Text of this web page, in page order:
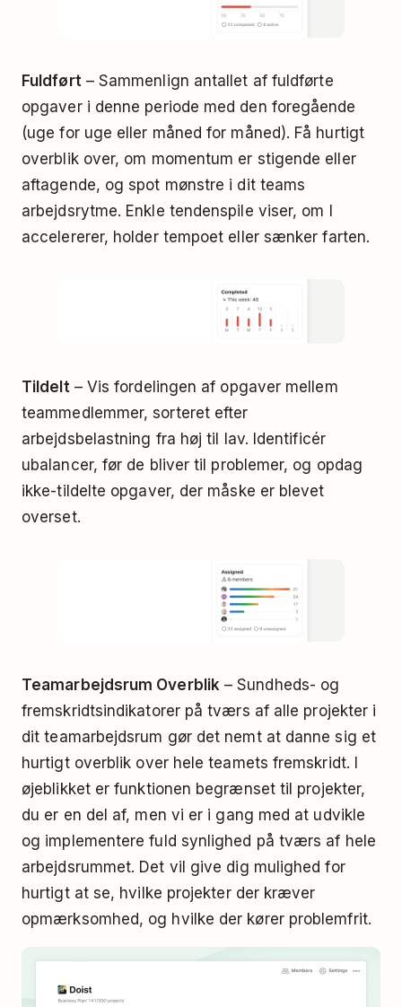
Fuldført – Sammenlign antallet af fuldførte
opgaver i denne periode med den foregående
(uge for uge eller måned for måned). Få hurtigt
overblik over, om momentum er stigende eller
aftagende, og spot mønstre i dit teams
arbejdsrytme. Enkle tendenspile viser, om I
accelererer, holder tempoet eller sænker farten.
Tildelt – Vis fordelingen af opgaver mellem
teammedlemmer, sorteret efter
arbejdsbelastning fra høj til lav. Identificér
ubalancer, før de bliver til problemer, og opdag
ikke-tildelte opgaver, der måske er blevet
overset.
Teamarbejdsrum Overblik– Sundheds- og
fremskridtsindikatorer på tværs af alle projekter i
dit teamarbejdsrum gør det nemt at danne sig et
hurtigt overblik over hele teamets fremskridt. I
øjeblikket er funktionen begrænset til projekter,
du er en del af, men vi er i gang med at udvikle
og implementere fuld synlighed på tværs af hele
arbejdsrummet. Det vil give dig mulighed for
hurtigt at se, hvilke projekter der kræver
opmærksomhed, og hvilke der kører problemfrit.